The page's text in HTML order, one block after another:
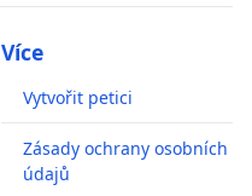
Více
Vytvořit petici
Zásady ochrany osobních
údajů